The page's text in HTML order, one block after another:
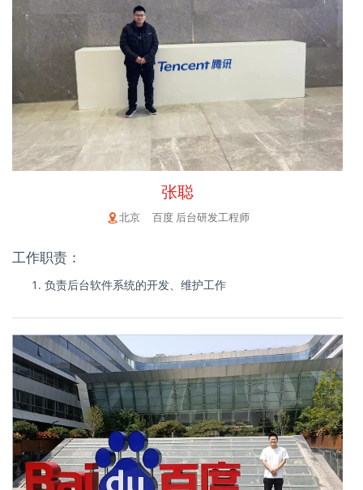
张聪
北京 百度 后台研发工程师
工作职责：
负责后台软件系统的开发、维护工作